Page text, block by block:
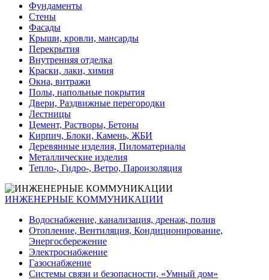
Фундаменты
Стены
Фасады
Крыши, кровли, мансарды
Перекрытия
Внутренняя отделка
Краски, лаки, химия
Окна, витражи
Полы, напольные покрытия
Двери, Раздвижные перегородки
Лестницы
Цемент, Растворы, Бетоны
Кирпич, Блоки, Камень, ЖБИ
Деревянные изделия, Пиломатериалы
Металлические изделия
Тепло-, Гидро-, Ветро, Пароизоляция
ИНЖЕНЕРНЫЕ КОММУНИКАЦИИ
Водоснабжение, канализация, дренаж, полив
Отопление, Вентиляция, Кондиционирование,
Энергосбережение
Электроснабжение
Газоснабжение
Системы связи и безопасности, «Умный дом»